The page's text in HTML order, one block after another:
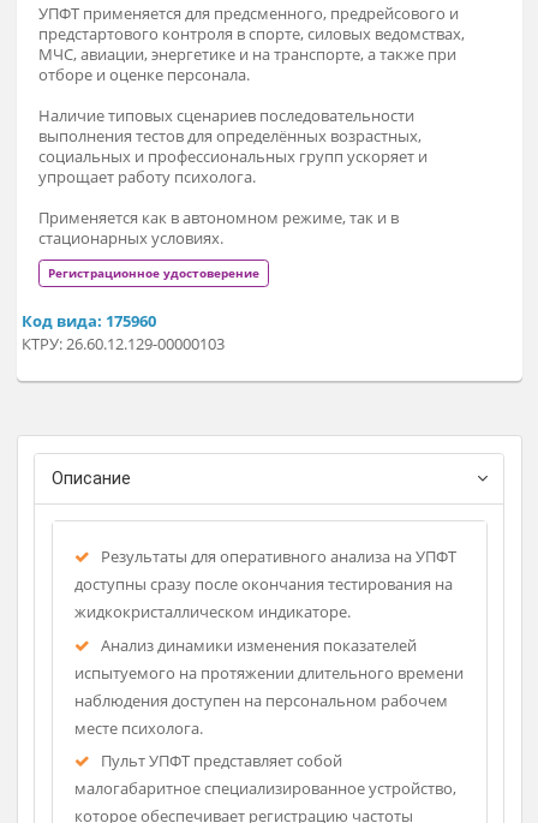
По запросу
УПФТ применяется для предсменного, предрейсового и
предстартового контроля в спорте, силовых ведомствах,
МЧС, авиации, энергетике и на транспорте, а также при
отборе и оценке персонала.
Наличие типовых сценариев последовательности
социальных и профессиональных групп ускоряет и
упрощает работу психолога.
Применяется как в автономном режиме, так и в
Регистрационное удостоверение
Код вида: 175960
КТРУ: 26.60.12.129-00000103
Описание
Результаты для оперативного анализа на УПФТ
доступны сразу после окончания тестирования на